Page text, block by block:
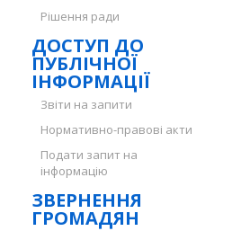
Рішення ради
ДОСТУП ДО
ПУБЛІЧНОЇ
ІНФОРМАЦІЇ
Звіти на запити
Нормативно-правові акти
Подати запит на
інформацію
ЗВЕРНЕННЯ
ГРОМАДЯН